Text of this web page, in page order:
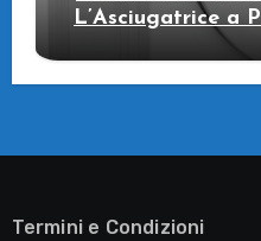
L’Asciugatrice a
il Tuo
Termini e Condizioni